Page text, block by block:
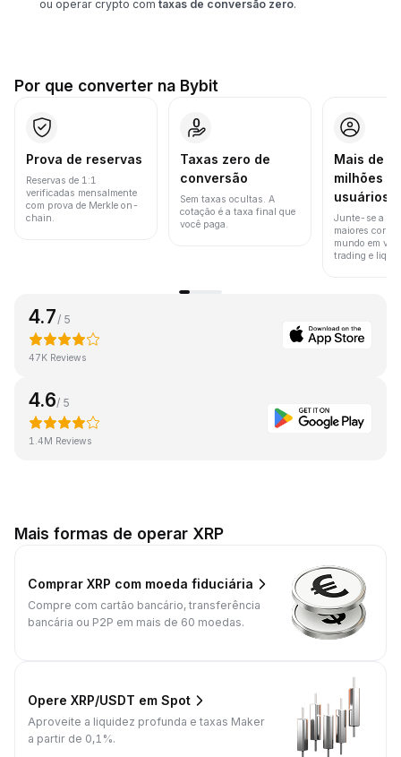
ou operar crypto com taxas de conversão zero.
Por que converter na Bybit
Prova de reservas
Reservas de 1:1
verificadas mensalmente
com prova de Merkle on-
chain.
Taxas zero de
conversão
Sem taxas ocultas. A
cotação é a taxa final que
você paga.
Mais de
milhões
usuários
Junte-se a
maiores
mundo em
trading e
4.7 / 5
47K Reviews
4.6/ 5
1.4M Reviews
Mais formas de operar XRP
Comprar XRP com moeda fiduciária
Compre com cartão bancário, transferência
bancária ou P2P em mais de 60 moedas.
Opere XRP/USDT em Spot
Aproveite a liquidez profunda e taxas Maker
a partir de 0,1%.